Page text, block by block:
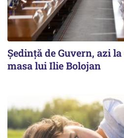
Ședință de Guvern, azi la
masa lui Ilie Bolojan